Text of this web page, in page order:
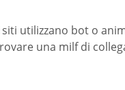
utilizzano bot o
una milf di